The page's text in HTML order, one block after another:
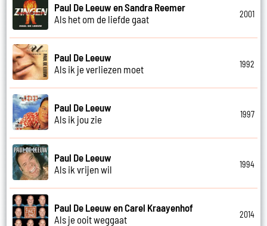
Paul De Leeuw en Sandra Reemer
Als het om de liefde gaat
2001
Paul De Leeuw
Als ik je verliezen moet
1992
Paul De Leeuw
Als ik jou zie
1997
Paul De Leeuw
Als ik vrijen wil
1994
Paul De Leeuw en Carel Kraayenhof
Als je ooit weggaat
2014